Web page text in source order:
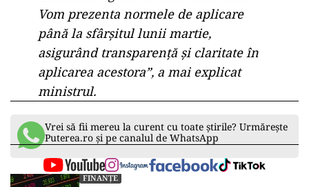
Vom prezenta normele de aplicare
până la sfârșitul lunii martie,
asigurând transparență și claritate în
aplicarea acestora”, a mai explicat
ministrul.
Vrei să fii mereu la curent cu toate știrile? Urmărește
Puterea.ro și pe canalul de WhatsApp
FINANȚE